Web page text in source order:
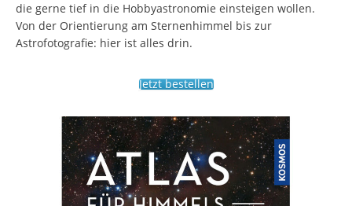
die gerne tief in die Hobbyastronomie einsteigen wollen.
Von der Orientierung am Sternenhimmel bis zur
Astrofotografie: hier ist alles drin.
Jetzt bestellen